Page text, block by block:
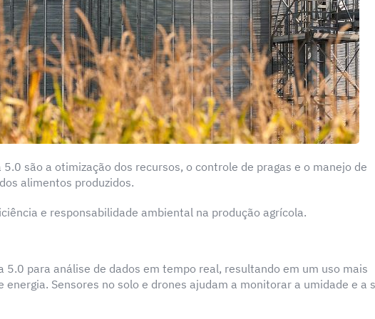
são a otimização dos recursos, o controle de pragas e o manejo de
alimentos produzidos.
e responsabilidade ambiental na produção agrícola.
para análise de dados em tempo real, resultando em um uso mais
Sensores no solo e drones ajudam a monitorar a umidade e a